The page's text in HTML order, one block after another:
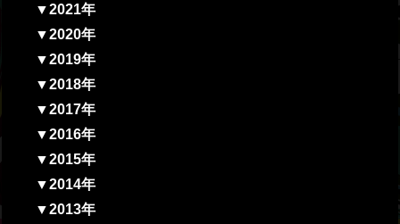
▼2021年
▼2020年
▼2019年
▼2018年
▼2017年
▼2016年
▼2015年
▼2014年
▼2013年